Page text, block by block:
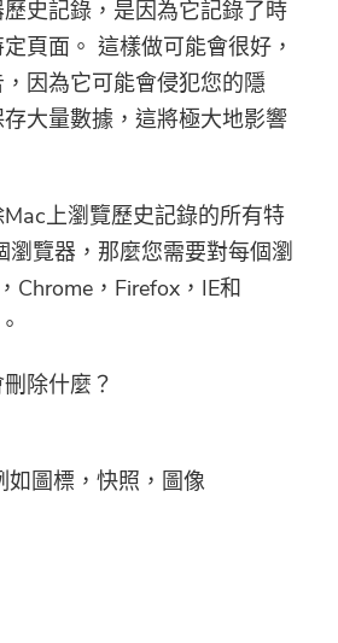
史記錄，是因為它記錄了時
頁面。 這樣做可能會很好，
因為它可能會侵犯您的隱
大量數據，這將極大地影響
上瀏覽歷史記錄的所有特
瀏覽器，那麼您需要對每個瀏
Chrome，Firefox，IE和
除什麼？
如圖標，快照，圖像